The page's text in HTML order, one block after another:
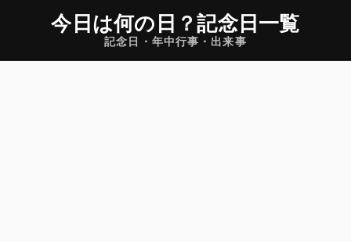
今日は何の日 ？記念日一覧
記念日・年中行事・出来事